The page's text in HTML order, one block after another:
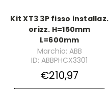
Kit XT3 3P fisso installaz.
orizz. H=150mm
L=600mm
Marchio: ABB
ID: ABBPHCX3301
€210,97